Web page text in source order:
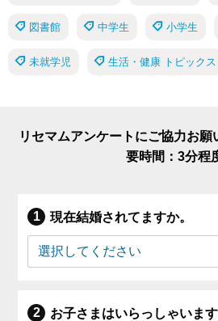
図書館 中学生 小学生
未就学児 生活・健康 トピックス
リセマムアンケートにご協力お
要時間：3分程
現在結婚されてますか。
お子さまはいらっしゃいます